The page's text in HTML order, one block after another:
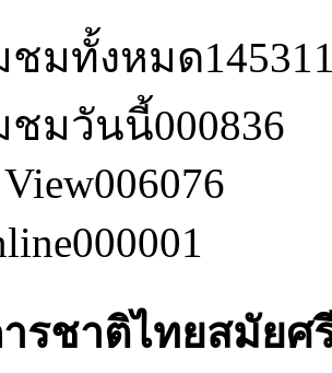
ชมทั้งหมด
ชมวันนี้000836
View006076
000001
รชาติไทยสมัยศ